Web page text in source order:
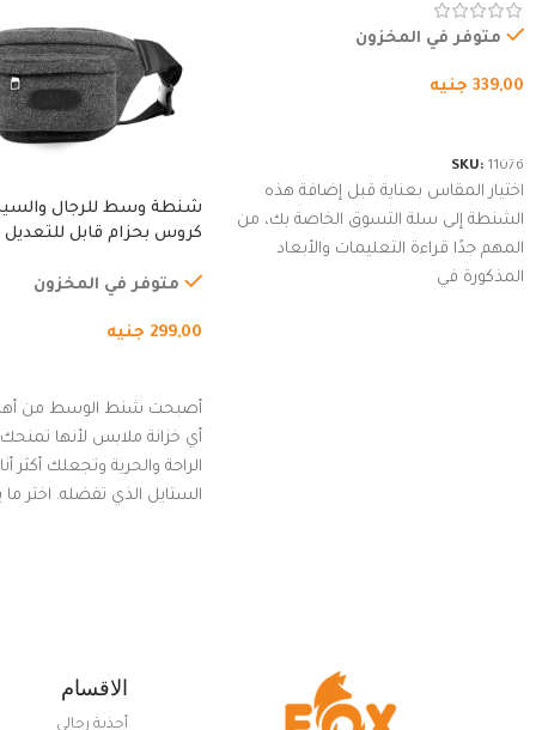
متوفر في المخزون
339,00 جنيه
SKU: 11076
اختيار المقاس بعناية قبل إضافة هذه
الشنطة إلى سلة التسوق الخاصة بك، من
المهم جدًا قراءة التعليمات والأبعاد
المذكورة في
شنطة وسط للرجال
كروس بحزام قابل للتعديل
المشي لمسافات طويلة،
متوفر في المخزون
299,00 جنيه
أصبحت شنط الوسط من
أي خزانة ملابس لأنها
الراحة والحرية وتجعلك أكثر
الستايل الذي تفضله. اختر
الاقسام
أحذية رجالي